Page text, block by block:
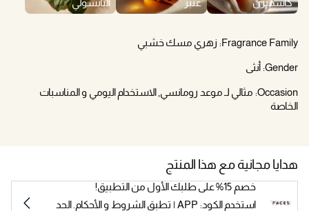
Fragrance Family: زهري مسك خشبي
Gender: أنثى
Occasion: مثالي لـ موعد رومانسي, الاستخدام اليومي و المناسبات
الخاصة
هدايا مجانية مع هذا المنتج
خصم 15% على طلبك الأول من التطبيق!
استخدم الكود: APP | تطبق الشروط و الأحكام. الحد